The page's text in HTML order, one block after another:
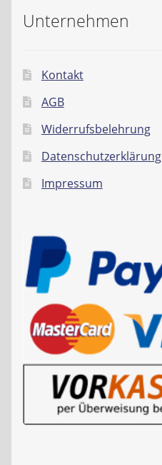
Unternehmen
Kontakt
AGB
Widerrufsbelehrung
Datenschutzerklärung
Impressum